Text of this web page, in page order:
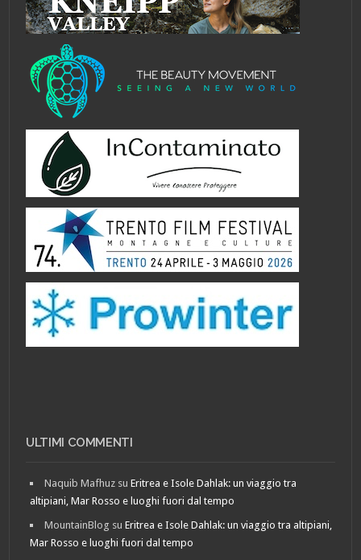
ULTIMI COMMENTI
Naquib Mafhuz suEritrea e Isole Dahlak: un viaggio tra
altipiani, Mar Rosso e luoghi fuori dal tempo
MountainBlog suEritrea e Isole Dahlak: un viaggio tra altipiani,
Mar Rosso e luoghi fuori dal tempo